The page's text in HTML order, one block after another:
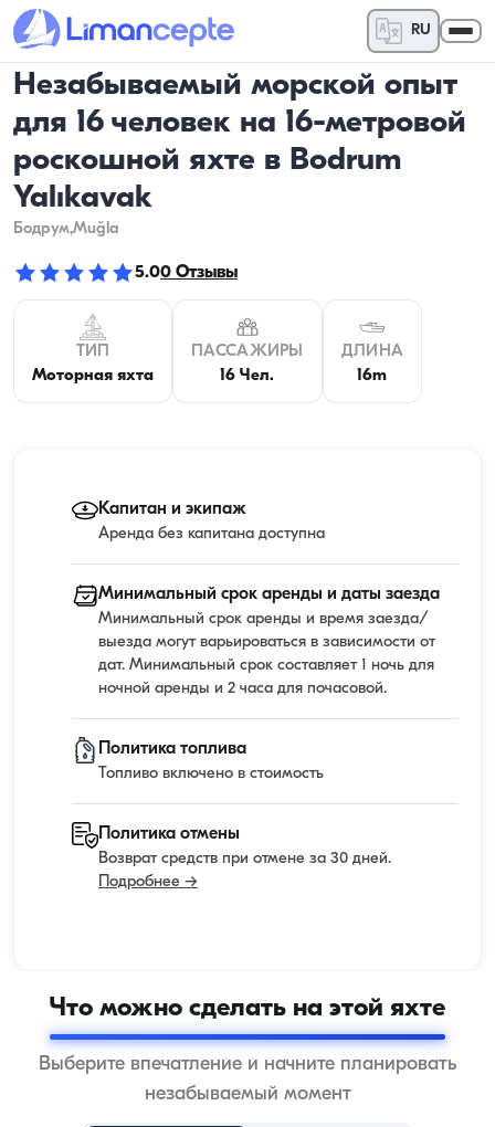
RU
Незабываемый морской опыт
для 16 человек на 16-метровой
роскошной яхте в Bodrum
Yalıkavak
Бодрум,Muğla
5.00 Отзывы
ТИП
Моторная яхта
ПАССАЖИРЫ
16 Чел.
ДЛИНА
16m
Капитан и экипаж
Аренда без капитана доступна
Минимальный срок аренды и даты заезда
Минимальный срок аренды и время заезда/
выезда могут варьироваться в зависимости от
дат. Минимальный срок составляет 1 ночь для
ночной аренды и 2 часа для почасовой.
Политика топлива
Топливо включено в стоимость
Политика отмены
Возврат средств при отмене за 30 дней.
Подробнее →
Что можно сделать на этой яхте
Выберите впечатление и начните планировать
незабываемый момент